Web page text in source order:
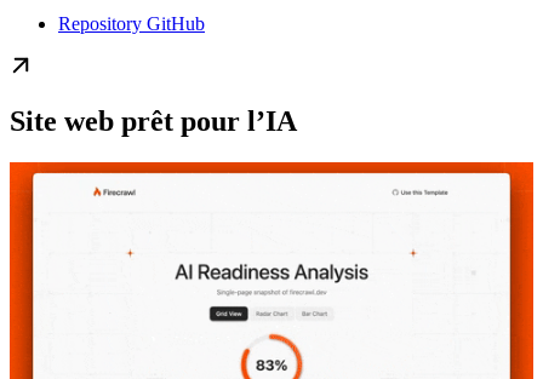
Repository GitHub
Site web prêt pour l’IA